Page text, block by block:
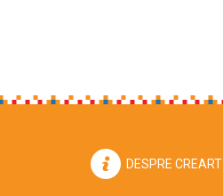
DESPRE CREART